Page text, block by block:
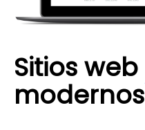
Sitios web
modernos